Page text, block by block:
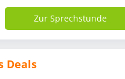
Zur Sprechstunde
Deals